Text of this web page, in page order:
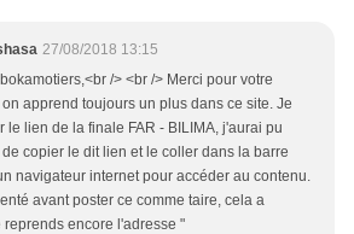
27/08/2018 13:15
/> <br /> Merci pour votre
apprend toujours un plus dans ce site. Je
le lien de la finale FAR - BILIMA, j'aurai pu
copier le dit lien et le coller dans la barre
navigateur internet pour accéder au contenu.
avant poster ce comme taire, cela a
reprends encore l'adresse "